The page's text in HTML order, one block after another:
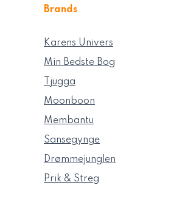
Brands
Karens Univers
Min Bedste Bog
Tjugga
Moonboon
Membantu
Sansegynge
Drømmejunglen
Prik & Streg